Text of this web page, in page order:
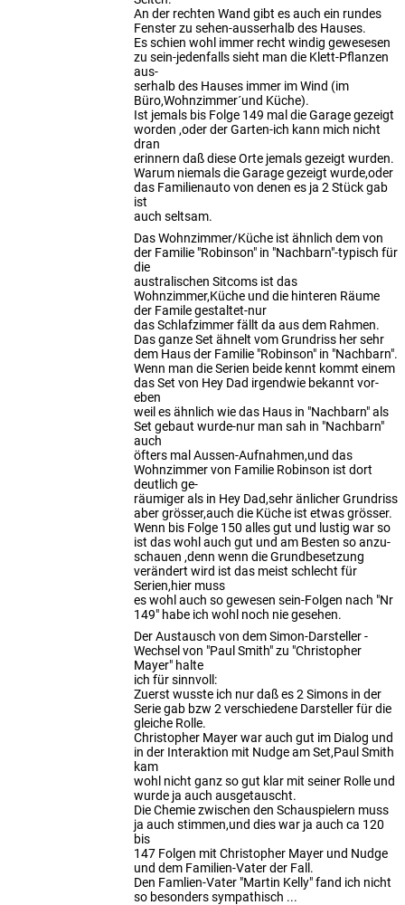
An der rechten Wand gibt es auch ein rundes
Fenster zu sehen-ausserhalb des Hauses.
Es schien wohl immer recht windig gewesesen
zu sein-jedenfalls sieht man die Klett-Pflanzen
aus-
serhalb des Hauses immer im Wind (im
Büro,Wohnzimmer´und Küche).
Ist jemals bis Folge 149 mal die Garage gezeigt
worden ,oder der Garten-ich kann mich nicht
dran
erinnern daß diese Orte jemals gezeigt wurden.
Warum niemals die Garage gezeigt wurde,oder
das Familienauto von denen es ja 2 Stück gab
ist
auch seltsam.
Das Wohnzimmer/Küche ist ähnlich dem von
der Familie "Robinson" in "Nachbarn"-typisch für
die
australischen Sitcoms ist das
Wohnzimmer,Küche und die hinteren Räume
der Famile gestaltet-nur
das Schlafzimmer fällt da aus dem Rahmen.
Das ganze Set ähnelt vom Grundriss her sehr
dem Haus der Familie "Robinson" in "Nachbarn".
Wenn man die Serien beide kennt kommt einem
das Set von Hey Dad irgendwie bekannt vor-
eben
weil es ähnlich wie das Haus in "Nachbarn" als
Set gebaut wurde-nur man sah in "Nachbarn"
auch
öfters mal Aussen-Aufnahmen,und das
Wohnzimmer von Familie Robinson ist dort
deutlich ge-
räumiger als in Hey Dad,sehr änlicher Grundriss
aber grösser,auch die Küche ist etwas grösser.
Wenn bis Folge 150 alles gut und lustig war so
ist das wohl auch gut und am Besten so anzu-
schauen ,denn wenn die Grundbesetzung
verändert wird ist das meist schlecht für
Serien,hier muss
es wohl auch so gewesen sein-Folgen nach "Nr
149" habe ich wohl noch nie gesehen.
Der Austausch von dem Simon-Darsteller -
Wechsel von "Paul Smith" zu "Christopher
Mayer" halte
ich für sinnvoll:
Zuerst wusste ich nur daß es 2 Simons in der
Serie gab bzw 2 verschiedene Darsteller für die
gleiche Rolle.
Christopher Mayer war auch gut im Dialog und
in der Interaktion mit Nudge am Set,Paul Smith
kam
wohl nicht ganz so gut klar mit seiner Rolle und
wurde ja auch ausgetauscht.
Die Chemie zwischen den Schauspielern muss
ja auch stimmen,und dies war ja auch ca 120
bis
147 Folgen mit Christopher Mayer und Nudge
und dem Familien-Vater der Fall.
Den Famlien-Vater "Martin Kelly" fand ich nicht
so besonders sympathisch ...